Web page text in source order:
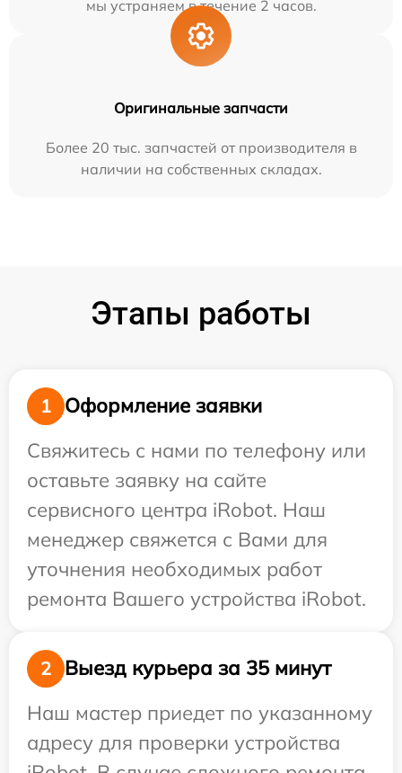
мы устраняем в течение 2 часов.
Оригинальные запчасти
Более 20 тыс. запчастей от производителя в
наличии на собственных складах.
Этапы работы
1
Оформление заявки
Свяжитесь с нами по телефону или
оставьте заявку на сайте
сервисного центра iRobot. Наш
менеджер свяжется с Вами для
уточнения необходимых работ
ремонта Вашего устройства iRobot.
2
Выезд курьера за 35 минут
Наш мастер приедет по указанному
адресу для проверки устройства